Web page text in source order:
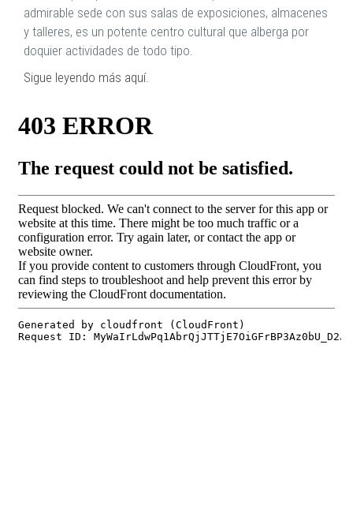
admirable sede con sus salas de exposiciones, almacenes
y talleres, es un potente centro cultural que alberga por
doquier actividades de todo tipo.
Sigue leyendo más aquí.